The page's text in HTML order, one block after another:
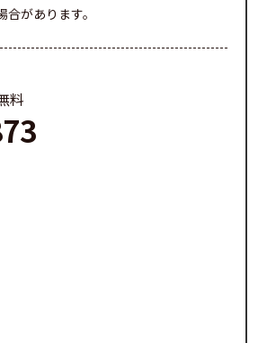
があります。
料